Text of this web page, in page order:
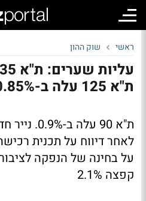
ראשי שוק ההון
ת"א 125 עלה ב-0.85%
לאחר דיווח על תכנית
קפצה 2.1%